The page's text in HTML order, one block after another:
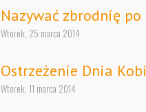
Nazywać zbrodnię
Wtorek, 25 marca 2014
Ostrzeżenie Dnia
Wtorek, 11 marca 2014